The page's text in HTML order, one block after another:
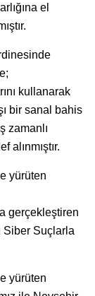
el
kullanarak
bir sanal bahis
zamanlı
alınmıştır.
yürüten
gerçekleştiren
Siber Suçlarla
yürüten